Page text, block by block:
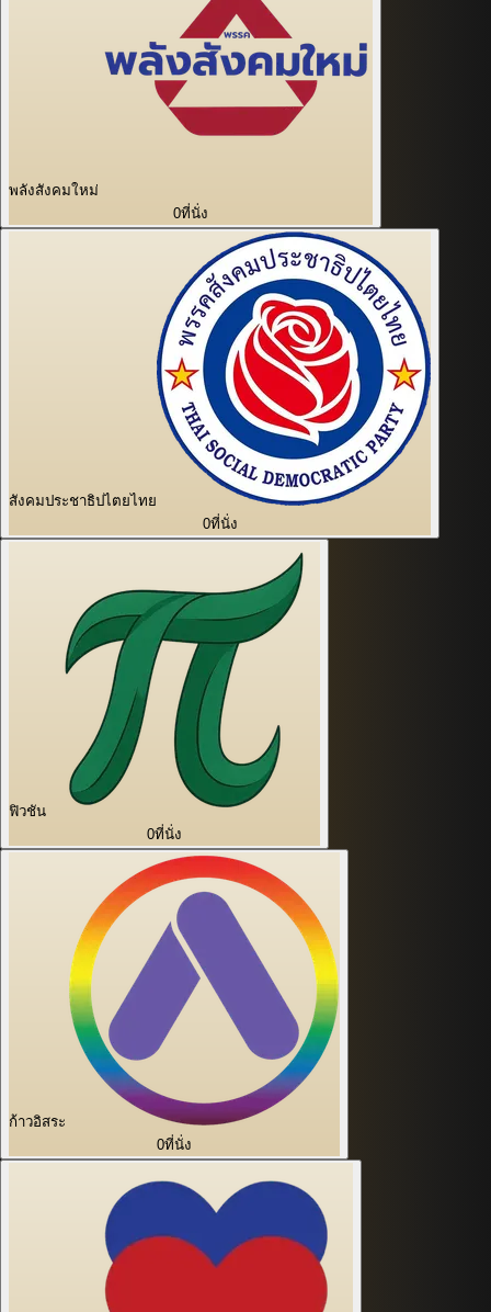
พลังสังคมใหม่
0ที่นั่ง
สังคมประชาธิปไตยไทย
0ที่นั่ง
ฟิวชัน
0ที่นั่ง
ก้าวอิสระ
0ที่นั่ง